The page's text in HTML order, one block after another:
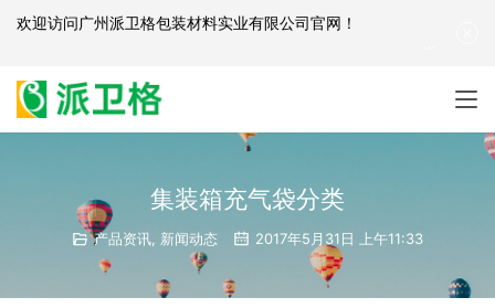
集装箱充气袋分类
产品资讯 新闻动态 2017年5月31日 上午11:33
欢迎访问广州派卫格包装材料实业有限公司官网 ！